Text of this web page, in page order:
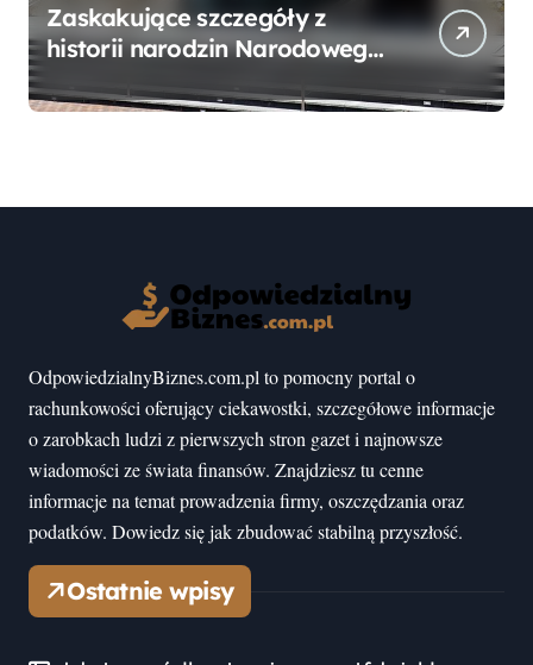
Zaskakujące szczegóły z
historii narodzin Narodowego
mogłeś nie wiedzieć
OdpowiedzialnyBiznes.com.pl to pomocny portal o
rachunkowości oferujący ciekawostki, szczegółowe informacje
o zarobkach ludzi z pierwszych stron gazet i najnowsze
wiadomości ze świata finansów. Znajdziesz tu cenne
informacje na temat prowadzenia firmy, oszczędzania oraz
podatków. Dowiedz się jak zbudować stabilną przyszłość.
Ostatnie wpisy